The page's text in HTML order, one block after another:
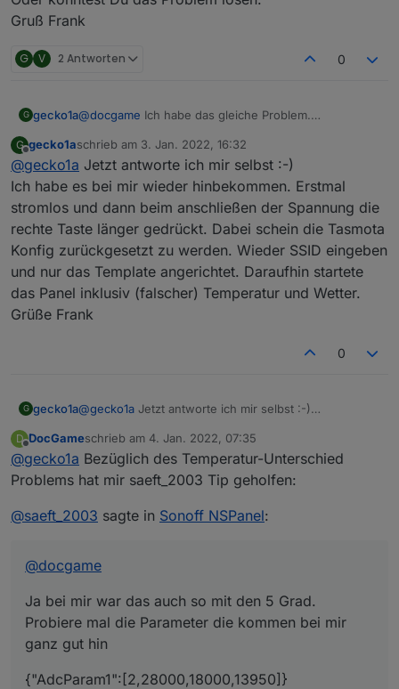
ist das swipen am Touchdisplay und die 2 Tasten
Ich habe auch schon ein Update auf die normale
"autoexec.be" müssten stimmen und das Template
habe ich von Blakadder übernommen.
Kann mir jemand weiterhelfen?
Gruß Frank
G V 2 Antworten 0
G gecko1a@docgame Ich habe das gleiche Problem.
und ich bekomme Wetter/ Uhrzeit und auch Widgets
angezeigt, bei meinem Zweiten nicht. ich meine alles
gleich gemacht zu haben ...
Hat jemand die original Firmware noch? Ich habe
diese leider nicht gesichert und wollte nochmal an
den Anfang zurück.
Oder konntest Du das Problem lösen.
Gruß Frank
G
Offline
gecko1aschrieb am 3. Jan. 2022, 16:32
zuletzt editiert von
@gecko1a Jetzt antworte ich mir selbst :-)
Ich habe es bei mir wieder hinbekommen. Erstmal
stromlos und dann beim anschließen der Spannung die
rechte Taste länger gedrückt. Dabei schein die Tasmota
Konfig zurückgesetzt zu werden. Wieder SSID eingeben
und nur das Template angerichtet. Daraufhin startete
das Panel inklusiv (falscher) Temperatur und Wetter.
Grüße Frank
0
G gecko1a@gecko1a Jetzt antworte ich mir selbst :-)
stromlos und dann beim anschließen der Spannung
die rechte Taste länger gedrückt. Dabei schein die
Tasmota Konfig zurückgesetzt zu werden. Wieder
SSID eingeben und nur das Template angerichtet.
Daraufhin startete das Panel inklusiv (falscher)
Temperatur und Wetter.
D
Offline
DocGameschrieb am 4. Jan. 2022, 07:35
zuletzt editiert von
@gecko1a Bezüglich des Temperatur-Unterschied
Problems hat mir saeft_2003 Tip geholfen:
@saeft_2003 sagte in Sonoff NSPanel:
@docgame
Ja bei mir war das auch so mit den 5 Grad.
Probiere mal die Parameter die kommen bei mir
ganz gut hin
{"AdcParam1":[2,28000,18000,13950]}